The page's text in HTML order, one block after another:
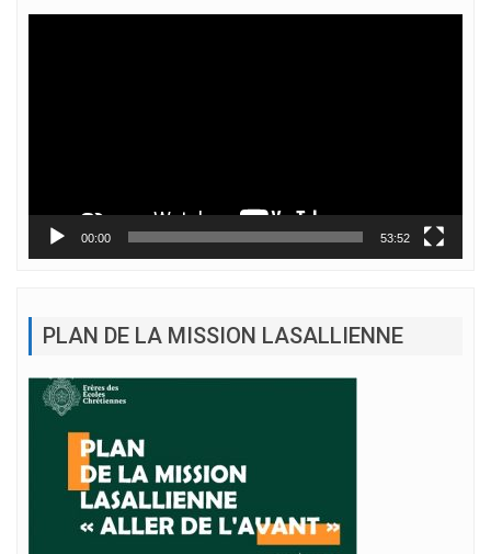
00:00 53:52
PLAN DE LA MISSION LASALLIENNE